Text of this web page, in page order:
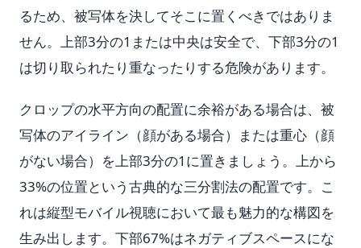
るため、被写体を決してそこに置くべきではありま
せん。上部3分の1または中央は安全で、下部3分の1
は切り取られたり重なったりする危険があります。
クロップの水平方向の配置に余裕がある場合は、被
写体のアイライン（顔がある場合）または重心（顔
がない場合）を上部3分の1に置きましょう。上から
33%の位置という古典的な三分割法の配置です。こ
れは縦型モバイル視聴において最も魅力的な構図を
生み出します。下部67%はネガティブスペースにな